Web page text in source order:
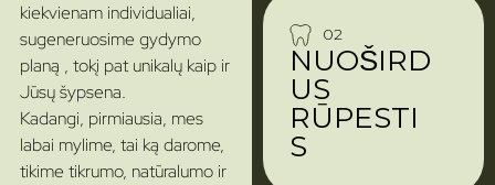
kiekvienam individualiai,
sugeneruosime gydymo
planą , tokį pat unikalų kaip ir
Jūsų šypsena.
Kadangi, pirmiausia, mes
labai mylime, tai ką darome,
tikime tikrumo, natūralumo ir
02
NUOŠIRD
US
RŪPESTI
S